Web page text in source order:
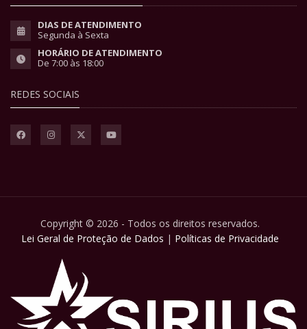
DIAS DE ATENDIMENTO
Segunda à Sexta
HORÁRIO DE ATENDIMENTO
De 7:00 às 18:00
REDES SOCIAIS
Copyright © 2026 - Todos os direitos reservados.
Lei Geral de Proteção de Dados | Políticas de Privacidade